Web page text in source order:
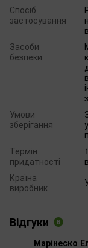
Спосіб
застосування
Засоби
безпеки
Умови
зберігання
Термін
придатності
Країна
виробник
Відгуки 6
Марінеско